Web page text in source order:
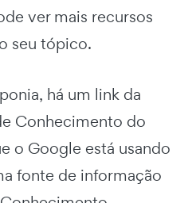
ver mais recursos
seu tópico.
há um link da
Conhecimento do
o Google está usando
fonte de informação